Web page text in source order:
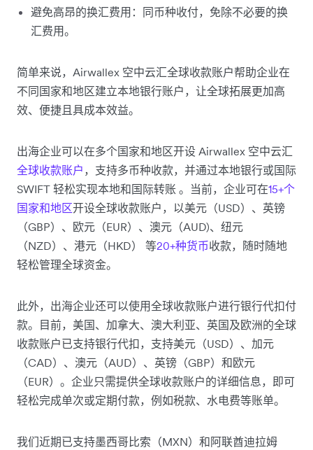
避免高昂的换汇费用：同币种收付，免除不必要的换
汇费用。
简单来说，Airwallex 空中云汇全球收款账户帮助企业在
不同国家和地区建立本地银行账户，让全球拓展更加高
效、便捷且具成本效益。
出海企业可以在多个国家和地区开设 Airwallex 空中云汇
全球收款账户 ，支持多币种收款，并通过本地银行或国际
SWIFT 轻松实现本地和国际转账 。当前，企业可在15+个
国家和地区开设全球收款账户，以美元（USD）、英镑
（GBP）、欧元（EUR）、澳元（AUD)、纽元
（NZD）、港元（HKD） 等20+种货币收款，随时随地
轻松管理全球资金。
此外，出海企业还可以使用全球收款账户进行银行代扣付
款。目前，美国、加拿大、澳大利亚、英国及欧洲的全球
收款账户已支持银行代扣，支持美元（USD）、加元
（CAD）、澳元（AUD）、英镑（GBP）和欧元
（EUR）。企业只需提供全球收款账户的详细信息，即可
轻松完成单次或定期付款，例如税款、水电费等账单。
我们近期已支持墨西哥比索（MXN）和阿联酋迪拉姆